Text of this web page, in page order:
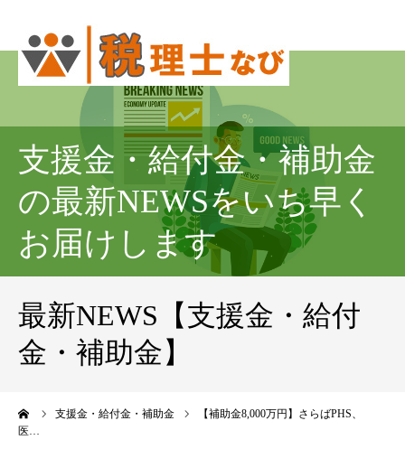
支援金・給付金・補助金
の最新NEWSをいち早く
お届けします
最新NEWS【支援金・給付
金・補助金】
支援金・給付金・補助金
【補助金8,000万円】さらばPHS、
医…